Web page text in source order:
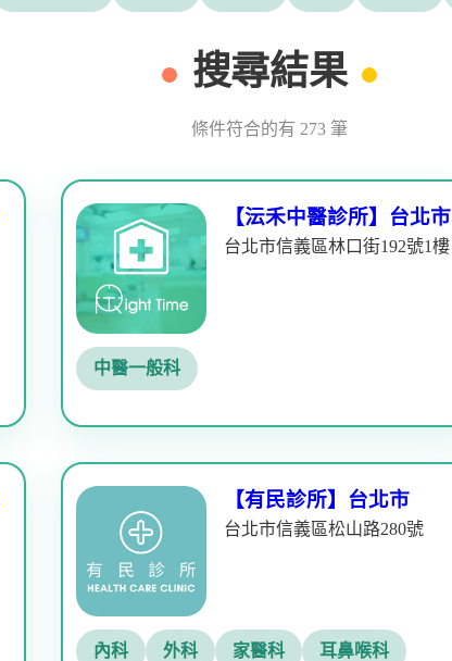
搜尋結果
條件符合的有 273 筆
【沄禾中醫診所】台北市
台北市信義區林口街192號1樓
中醫一般科
【有民診所】台北市
台北市信義區松山路280號
內科 外科 家醫科 耳鼻喉科